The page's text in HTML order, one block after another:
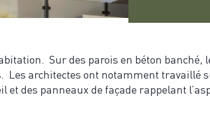
Sur des parois en béton banché,
architectes ont notamment travaillé
des panneaux de façade rappelant